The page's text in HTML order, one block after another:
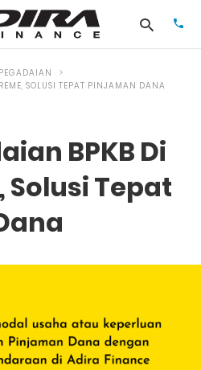
PEGADAIAN
SOLUSI TEPAT PINJAMAN DANA
BPKB Di
Tepat